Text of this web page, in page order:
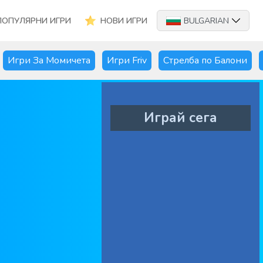
ИГРИ НОВИ ИГРИ BULGARIAN
Игри За Момичета Игри Friv Стрелба по Балони
Играй сега